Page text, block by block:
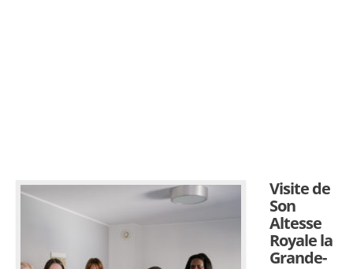
Visite de
Son
Altesse
Royale la
Grande-